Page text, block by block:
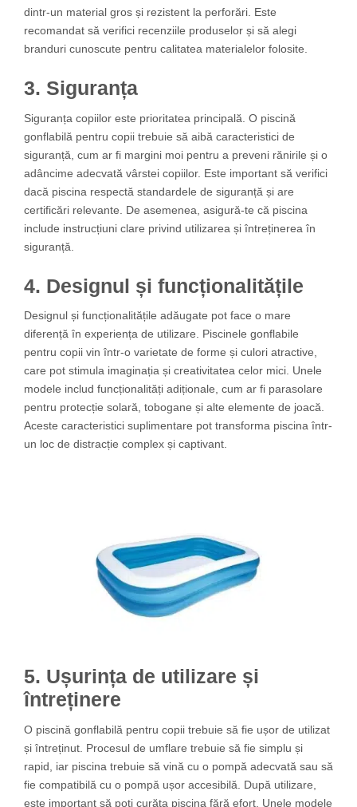
dintr-un material gros și rezistent la perforări. Este
recomandat să verifici recenziile produselor și să alegi
branduri cunoscute pentru calitatea materialelor folosite.
3. Siguranța
Siguranța copiilor este prioritatea principală. O piscină
gonflabilă pentru copii trebuie să aibă caracteristici de
siguranță, cum ar fi margini moi pentru a preveni rănirile și o
adâncime adecvată vârstei copiilor. Este important să verifici
dacă piscina respectă standardele de siguranță și are
certificări relevante. De asemenea, asigură-te că piscina
include instrucțiuni clare privind utilizarea și întreținerea în
siguranță.
4. Designul și funcționalitățile
Designul și funcționalitățile adăugate pot face o mare
diferență în experiența de utilizare. Piscinele gonflabile
pentru copii vin într-o varietate de forme și culori atractive,
care pot stimula imaginația și creativitatea celor mici. Unele
modele includ funcționalități adiționale, cum ar fi parasolare
pentru protecție solară, tobogane și alte elemente de joacă.
Aceste caracteristici suplimentare pot transforma piscina într-
un loc de distracție complex și captivant.
5. Ușurința de utilizare și
întreținere
O piscină gonflabilă pentru copii trebuie să fie ușor de utilizat
și întreținut. Procesul de umflare trebuie să fie simplu și
rapid, iar piscina trebuie să vină cu o pompă adecvată sau să
fie compatibilă cu o pompă ușor accesibilă. După utilizare,
este important să poți curăța piscina fără efort. Unele modele